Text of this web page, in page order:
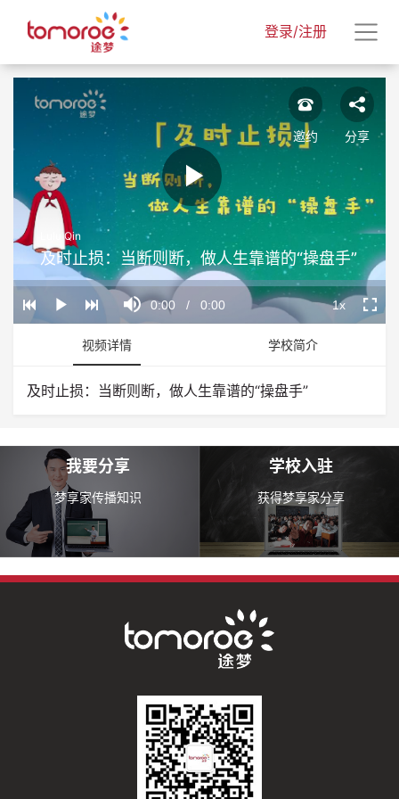
登录/注册
Play
Video
Play
Mute
Current
0:00 / Duration
0:00
Loaded:
0%
Progress:
0%
Playback
Rate
1x
Lulu Qin
及时止损：当断则断，做人生靠谱的“操盘手”
邀约 分享
视频详情 学校简介
及时止损：当断则断，做人生靠谱的“操盘手”
我要分享
梦享家传播知识
学校入驻
获得梦享家分享